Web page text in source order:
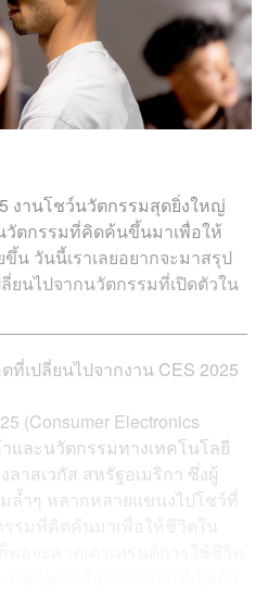
งานโชว์นวัตกรรมสุดยิ่งใหญ่
ตกรรมที่คิดค้นขึ้นมาเพื่อให้
น วันนี้เราเลยอยากจะมาสรุป
ยนไปจากนวัตกรรมที่เปิดตัวใน
เปลี่ยนไปจากงาน CES 2025
(Consumer Electronics
และนวัตกรรมทางเทคโนโลยี
าสเวกัส สหรัฐอเมริกา ซึ่งผู้
ล้ำๆ หลากหลายแขนงไปโชว์ที่